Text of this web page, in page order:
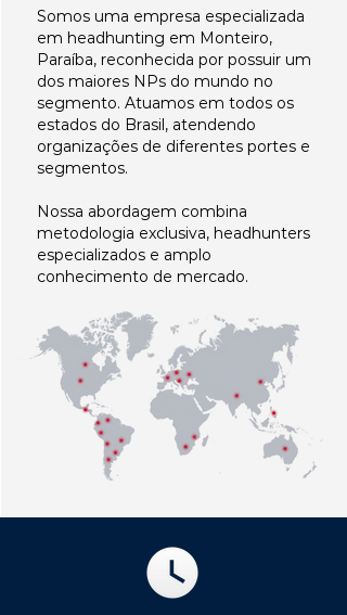
Somos uma empresa especializada
em headhunting em Monteiro,
Paraíba, reconhecida por possuir um
dos maiores NPs do mundo no
segmento. Atuamos em todos os
estados do Brasil, atendendo
organizações de diferentes portes e
segmentos.
Nossa abordagem combina
metodologia exclusiva, headhunters
especializados e amplo
conhecimento de mercado.